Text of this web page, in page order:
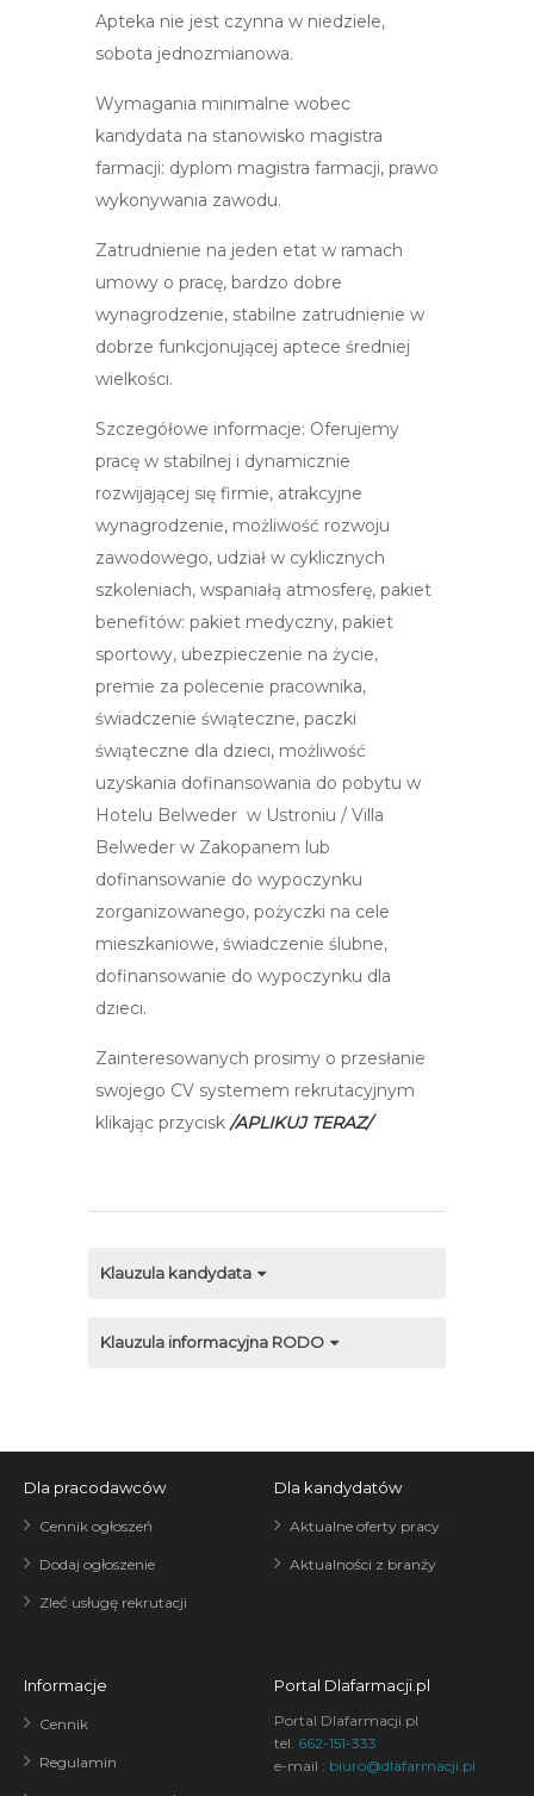
Apteka nie jest czynna w niedziele,
sobota jednozmianowa.
Wymagania minimalne wobec
kandydata na stanowisko magistra
farmacji: dyplom magistra farmacji, prawo
wykonywania zawodu.
Zatrudnienie na jeden etat w ramach
umowy o pracę, bardzo dobre
wynagrodzenie, stabilne zatrudnienie w
dobrze funkcjonującej aptece średniej
wielkości.
Szczegółowe informacje: Oferujemy
pracę w stabilnej i dynamicznie
rozwijającej się firmie, atrakcyjne
wynagrodzenie, możliwość rozwoju
zawodowego, udział w cyklicznych
szkoleniach, wspaniałą atmosferę, pakiet
benefitów: pakiet medyczny, pakiet
sportowy, ubezpieczenie na życie,
premie za polecenie pracownika,
świadczenie świąteczne, paczki
świąteczne dla dzieci, możliwość
uzyskania dofinansowania do pobytu w
Hotelu Belweder w Ustroniu / Villa
Belweder w Zakopanem lub
dofinansowanie do wypoczynku
zorganizowanego, pożyczki na cele
mieszkaniowe, świadczenie ślubne,
dofinansowanie do wypoczynku dla
dzieci.
Zainteresowanych prosimy o przesłanie
swojego CV systemem rekrutacyjnym
klikając przycisk /APLIKUJ TERAZ/
Klauzula kandydata
Klauzula informacyjna RODO
Dla pracodawców
Cennik ogłoszeń
Dodaj ogłoszenie
Zleć usługę rekrutacji
Dla kandydatów
Aktualne oferty pracy
Aktualności z branży
Informacje
Cennik
Regulamin
Portal Dlafarmacji.pl
Portal Dlafarmacji.pl
tel. 662-151-333
e-mail : biuro@dlafarmacji.pl